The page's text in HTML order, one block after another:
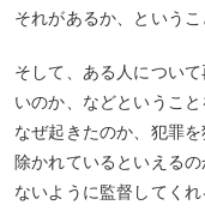
それがあるか、という
そして、ある人につい
いのか、などというこ
なぜ起きたのか、犯罪
除かれているといえる
ないように監督してく